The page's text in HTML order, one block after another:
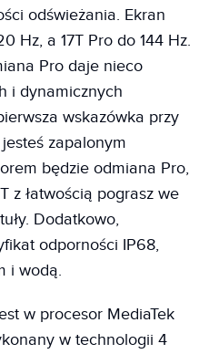
odświeżania. Ekran
Hz, a 17T Pro do 144 Hz.
Pro daje nieco
i dynamicznych
wskazówka przy
zapalonym
będzie odmiana Pro,
z łatwością pograsz we
Dodatkowo,
odporności IP68,
i wodą.
w procesor MediaTek
w technologii 4